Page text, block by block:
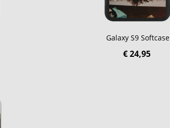
Galaxy S9 Softcase
€ 24,95